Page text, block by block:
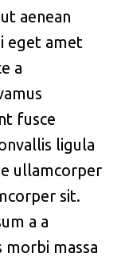
aenean
eget amet
a
fusce
ligula
ullamcorper
sit.
a a
massa